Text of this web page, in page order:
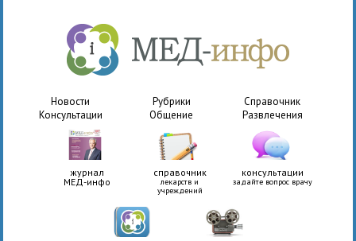
Новости Рубрики
Справочник
Консультации
Общение Развлечения
журнал
МЕД-инфо
справочник
лекарств и
учреждений
консультации
задайте вопрос врачу